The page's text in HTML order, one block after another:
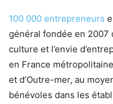
100 000 entrepreneurs
général fondée en 2007
culture et l’envie
en France métropolitaine
et d’Outre-mer, au
bénévoles dans les